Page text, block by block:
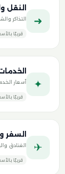
➜
النقل
التذاكر
قريبًا
✦ أسعار
قريبًا
✈
السفر
الفنادق
قريبًا